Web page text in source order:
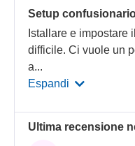
Setup
Istallare e impostare
difficile. Ci vuole un
a...
Espandi
Ultima recensione